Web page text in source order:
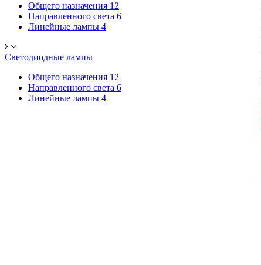
Общего назначения 12
Направленного света 6
Линейные лампы 4
Светодиодные лампы
Общего назначения 12
Направленного света 6
Линейные лампы 4